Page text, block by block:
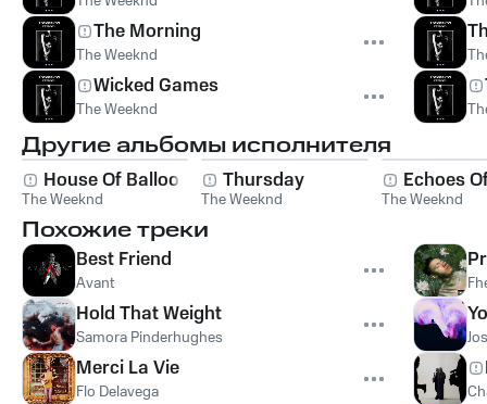
The Morning
The Weeknd
Wicked Games
The Weeknd
Другие альбомы исполнителя
House Of Balloons
The Weeknd
Thursday
The Weeknd
Echoes
The Weeknd
Похожие треки
Best Friend
Avant
Hold That Weight
Samora Pinderhughes
Merci La Vie
Flo Delavega
Jos